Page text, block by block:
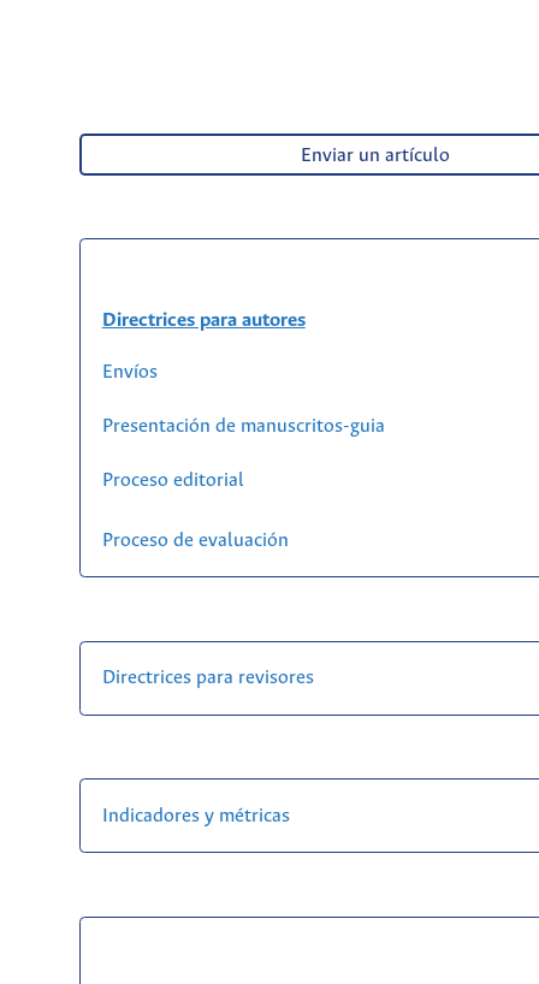
Enviar un artículo
Directrices para autores
Envíos
Presentación de manuscritos-guia
Proceso editorial
Proceso de evaluación
Directrices para revisores
Indicadores y métricas